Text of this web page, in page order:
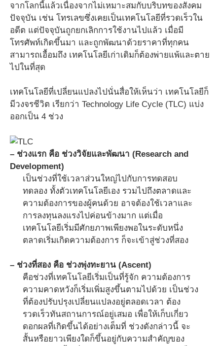
จากโลกนี้แล้วเนื่องจากไม่เหมาะสมกับบริบทของสังคม
ปัจจุบัน เช่น โทรเลขซึ่งเคยเป็นเทคโนโลยีที่รวดเร็วใน
อดีต แต่ปัจจุบันถูกยกเลิกการใช้งานไปแล้ว เมื่อมี
โทรศัพท์เกิดขึ้นมา และถูกพัฒนาด้วยราคาที่ทุกคน
สามารถเอื้อมถึง เทคโนโลยีเก่าเดิมก็ต้องพ่ายแพ้และตาย
ไปในที่สุด
เทคโนโลยีที่เปลี่ยนแปลงไปนั่นสื่อให้เห็นว่า เทคโนโลยีก็
มีวงจรชีวิต เรียกว่า Technology Life Cycle (TLC) แบ่ง
ออกเป็น 4 ช่วง
– ช่วงแรก คือ ช่วงวิจัยและพัฒนา (Research and
Development)
เป็นช่วงที่ใช้เวลาส่วนใหญ่ไปกับการทดสอบ
ทดลอง ทั้งตัวเทคโนโลยีเอง รวมไปถึงตลาดและ
ความต้องการของผู้คนด้วย อาจต้องใช้เวลาและ
การลงทุนลงแรงไปค่อนข้างมาก แต่เมื่อ
เทคโนโลยีเริ่มมีศักยภาพเพียงพอในระดับหนึ่ง
ตลาดเริ่มเกิดความต้องการ ก็จะเข้าสู่ช่วงที่สอง
– ช่วงที่สอง คือ ช่วงพุ่งทะยาน (Ascent)
คือช่วงที่เทคโนโลยีเริ่มเป็นที่รู้จัก ความต้องการ
ความคาดหวังก็เริ่มเพิ่มสูงขึ้นตามไปด้วย เป็นช่วง
ที่ต้องปรับปรุงเปลี่ยนแปลงอยู่ตลอดเวลา ต้อง
รวดเร็วทันสถานการณ์อยู่เสมอ เพื่อให้เก็บเกี่ยว
ดอกผลที่เกิดขึ้นได้อย่างเต็มที่ ช่วงดังกล่าวนี้ จะ
สั้นหรือยาวเพียงใดก็ขึ้นอยู่กับความสำคัญของ